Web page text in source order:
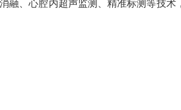
融、心腔内超声监测、精准标测等技术